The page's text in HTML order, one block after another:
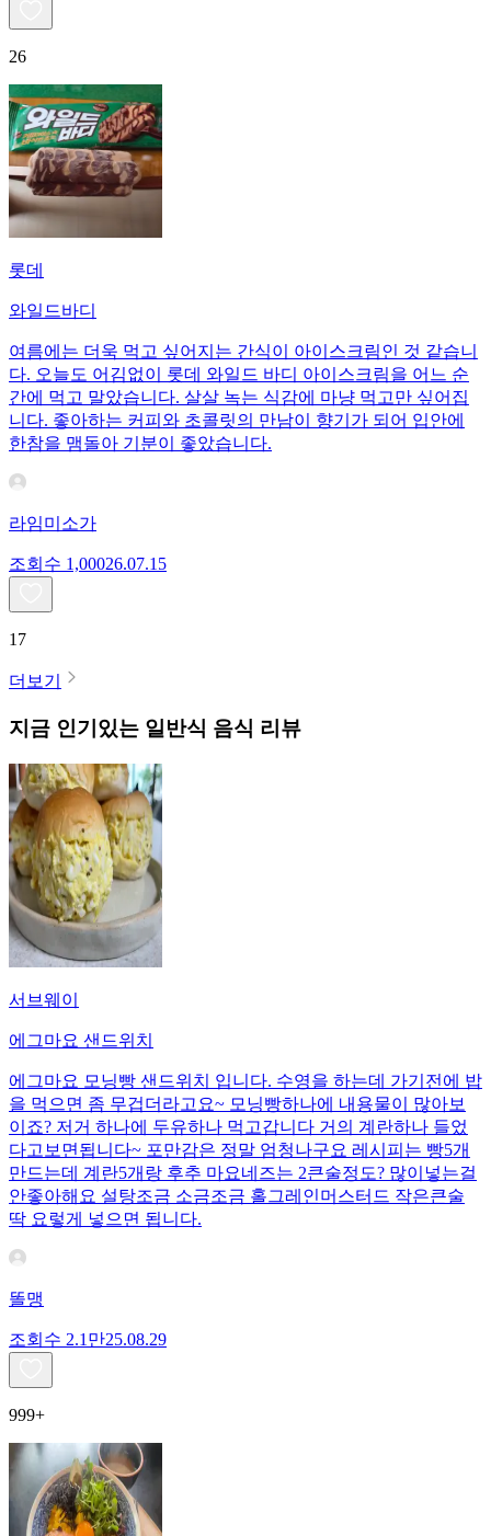
26
롯데
와일드바디
여름에는 더욱 먹고 싶어지는 간식이 아이스크림인 것 같습니
다. 오늘도 어김없이 롯데 와일드 바디 아이스크림을 어느 순
간에 먹고 말았습니다. 살살 녹는 식감에 마냥 먹고만 싶어집
니다. 좋아하는 커피와 초콜릿의 만남이 향기가 되어 입안에
한참을 맴돌아 기분이 좋았습니다.
라임미소가
조회수 1,00026.07.15
17
더보기
지금 인기있는 일반식 음식 리뷰
서브웨이
에그마요 샌드위치
에그마요 모닝빵 샌드위치 입니다. 수영을 하는데 가기전에 밥
을 먹으면 좀 무겁더라고요~ 모닝빵하나에 내용물이 많아보
이죠? 저거 하나에 두유하나 먹고갑니다 거의 계란하나 들었
다고보면됩니다~ 포만감은 정말 엄청나구요 레시피는 빵5개
만드는데 계란5개랑 후추 마요네즈는 2큰술정도? 많이넣는걸
안좋아해요 설탕조금 소금조금 홀그레인머스터드 작은큰술
딱 요렇게 넣으면 됩니다.
똘맹
조회수 2.1만25.08.29
999+